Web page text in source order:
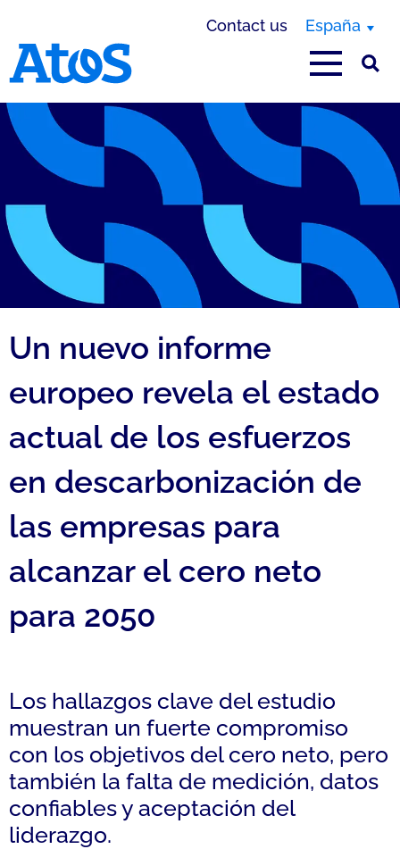
Contact us España
Un nuevo informe
europeo revela el estado
actual de los esfuerzos
en descarbonización de
las empresas para
alcanzar el cero neto
para 2050
Los hallazgos clave del estudio
muestran un fuerte compromiso
con los objetivos del cero neto, pero
también la falta de medición, datos
confiables y aceptación del
liderazgo.